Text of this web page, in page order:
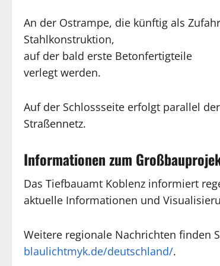
An der Ostrampe, die künftig als
Stahlkonstruktion,
auf der bald erste Betonfertigteile
verlegt werden.
Auf der Schlossseite erfolgt parallel
Straßennetz.
Informationen zum
Das Tiefbauamt Koblenz informiert
aktuelle Informationen und
Weitere regionale Nachrichten finden
blaulichtmyk.de/deutschland/.